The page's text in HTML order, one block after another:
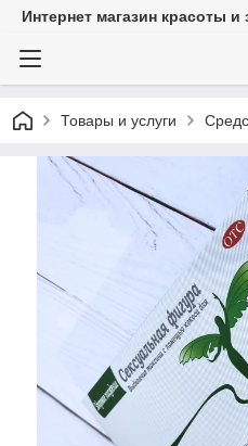
Интернет магазин красоты
Товары и услуги